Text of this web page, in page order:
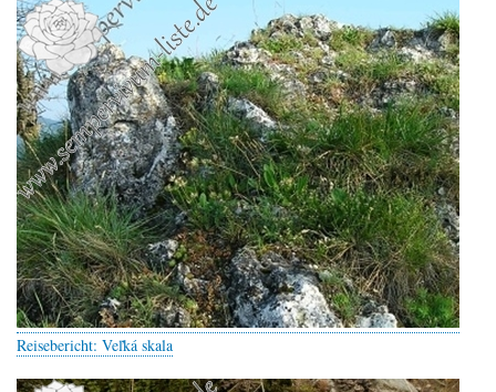
Reisebericht: Veľká skala